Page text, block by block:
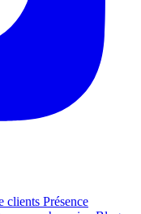
clients Présence